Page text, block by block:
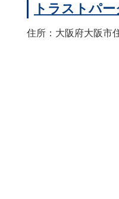
トラストパ
住所：大阪府大阪市